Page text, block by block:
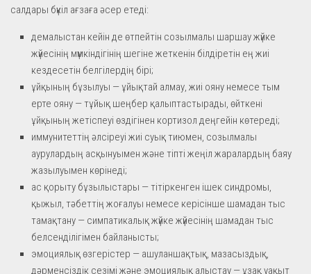
салдары бүкіл ағзаға әсер етеді:
демалыстан кейін де өтпейтін созылмалы шаршау жүйке
жүйесінің мүмкіндігінің шегіне жеткенін білдіретін ең жиі
кездесетін белгілердің бірі;
ұйқының бұзылуы — ұйықтай алмау, жиі ояну немесе тым
ерте ояну — тұйық шеңбер қалыптастырады, өйткені
ұйқының жетіспеуі өздігінен кортизол деңгейін көтереді;
иммунитеттің әлсіреуі жиі суық тиюмен, созылмалы
аурулардың асқынуымен және тіпті жеңіл жаралардың баяу
жазылуымен көрінеді;
ас қорыту бұзылыстары — тітіркенген ішек синдромы,
қыжыл, тәбеттің жоғалуы немесе керісінше шамадан тыс
тамақтану — симпатикалық жүйке жүйесінің шамадан тыс
белсенділігімен байланысты;
эмоциялық өзгерістер — ашуланшақтық, мазасыздық,
дәрменсіздік сезімі және эмоциялық алыстау — ұзақ уақыт